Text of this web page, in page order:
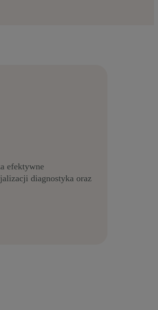
efektywne
diagnostyka oraz